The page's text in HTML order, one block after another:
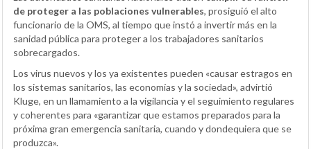
de proteger a las poblaciones vulnerables, prosiguió el alto
funcionario de la OMS, al tiempo que instó a invertir más en la
sanidad pública para proteger a los trabajadores sanitarios
sobrecargados.
Los virus nuevos y los ya existentes pueden «causar estragos en
los sistemas sanitarios, las economías y la sociedad», advirtió
Kluge, en un llamamiento a la vigilancia y el seguimiento regulares
y coherentes para «garantizar que estamos preparados para la
próxima gran emergencia sanitaria, cuando y dondequiera que se
produzca».